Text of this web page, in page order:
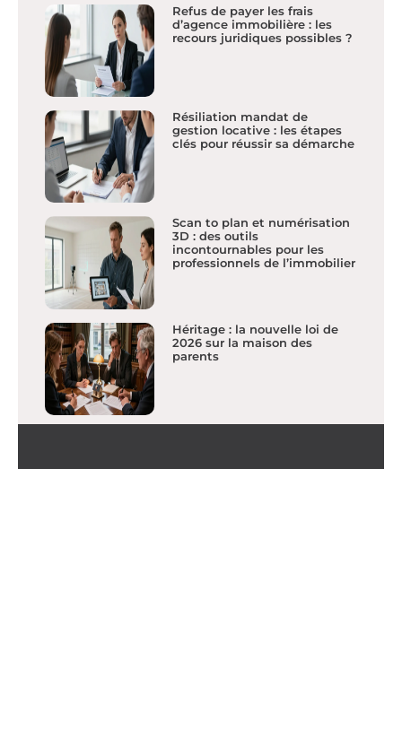
Refus de payer les frais
d’agence immobilière : les
recours juridiques possibles ?
Résiliation mandat de
gestion locative : les étapes
clés pour réussir sa démarche
Scan to plan et numérisation
3D : des outils
incontournables pour les
professionnels de l’immobilier
Héritage : la nouvelle loi de
2026 sur la maison des
parents